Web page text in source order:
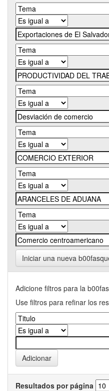
Iniciar una nueva
Adicione filtros para la
Use filtros para refinar los
Resultados por página